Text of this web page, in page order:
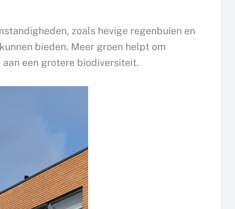
zoals hevige regenbuien en
bieden. Meer groen helpt om
een grotere biodiversiteit.